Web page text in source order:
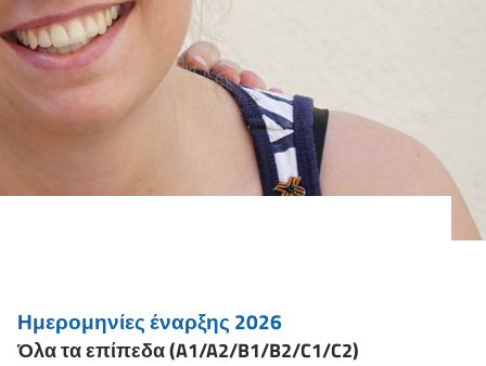
Ημερομηνίες έναρξης 2026
Όλα τα επίπεδα (A1/A2/B1/B2/C1/C2)